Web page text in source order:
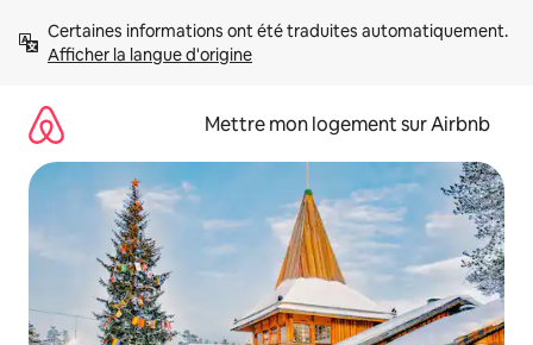
directement
Afficher la langue d'origine
Mettre mon logement sur Airbnb